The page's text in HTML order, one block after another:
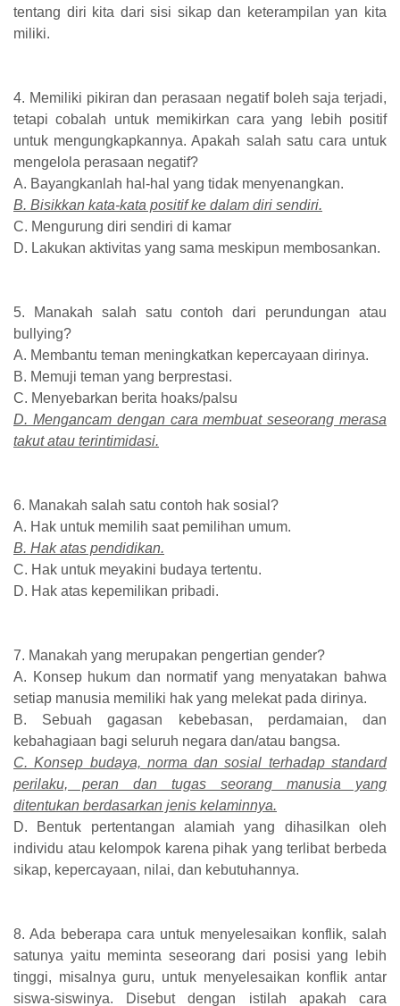
tentang diri kita dari sisi sikap dan keterampilan yan kita
miliki.
4. Memiliki pikiran dan perasaan negatif boleh saja terjadi,
tetapi cobalah untuk memikirkan cara yang lebih positif
untuk mengungkapkannya. Apakah salah satu cara untuk
mengelola perasaan negatif?
A. Bayangkanlah hal-hal yang tidak menyenangkan.
B. Bisikkan kata-kata positif ke dalam diri sendiri.
C. Mengurung diri sendiri di kamar
D. Lakukan aktivitas yang sama meskipun membosankan.
5. Manakah salah satu contoh dari perundungan atau
bullying?
A. Membantu teman meningkatkan kepercayaan dirinya.
B. Memuji teman yang berprestasi.
C. Menyebarkan berita hoaks/palsu
D. Mengancam dengan cara membuat seseorang merasa
takut atau terintimidasi.
6. Manakah salah satu contoh hak sosial?
A. Hak untuk memilih saat pemilihan umum.
B. Hak atas pendidikan.
C. Hak untuk meyakini budaya tertentu.
D. Hak atas kepemilikan pribadi.
7. Manakah yang merupakan pengertian gender?
A. Konsep hukum dan normatif yang menyatakan bahwa
setiap manusia memiliki hak yang melekat pada dirinya.
B. Sebuah gagasan kebebasan, perdamaian, dan
kebahagiaan bagi seluruh negara dan/atau bangsa.
C. Konsep budaya, norma dan sosial terhadap standard
perilaku, peran dan tugas seorang manusia yang
ditentukan berdasarkan jenis kelaminnya.
D. Bentuk pertentangan alamiah yang dihasilkan oleh
individu atau kelompok karena pihak yang terlibat berbeda
sikap, kepercayaan, nilai, dan kebutuhannya.
8. Ada beberapa cara untuk menyelesaikan konflik, salah
satunya yaitu meminta seseorang dari posisi yang lebih
tinggi, misalnya guru, untuk menyelesaikan konflik antar
siswa-siswinya. Disebut dengan istilah apakah cara